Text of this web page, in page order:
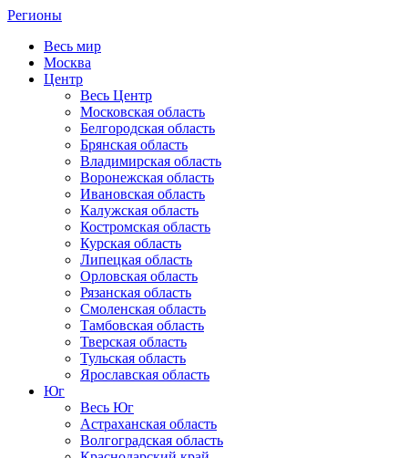
Регионы
Весь мир
Москва
Центр
Весь Центр
Московская область
Белгородская область
Брянская область
Владимирская область
Воронежская область
Ивановская область
Калужская область
Костромская область
Курская область
Липецкая область
Орловская область
Рязанская область
Смоленская область
Тамбовская область
Тверская область
Тульская область
Ярославская область
Юг
Весь Юг
Астраханская область
Волгоградская область